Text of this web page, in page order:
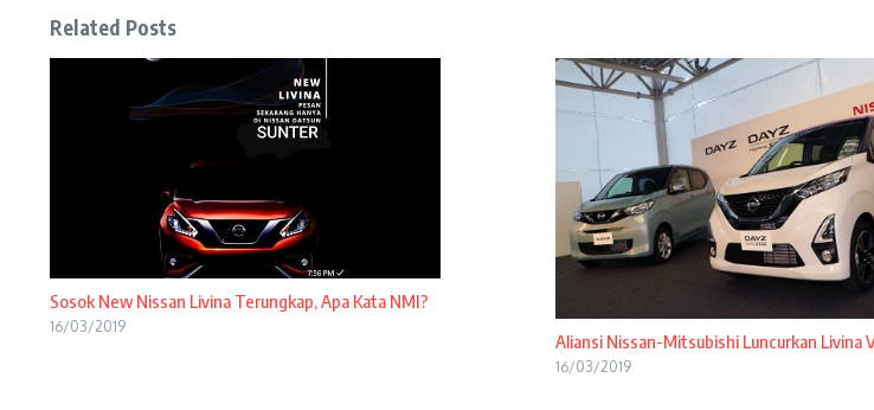
Related Posts
Sosok New Nissan Livina Terungkap, Apa Kata NMI?
16/03/2019
Aliansi Nissan-Mitsubishi Luncurkan Livina
16/03/2019